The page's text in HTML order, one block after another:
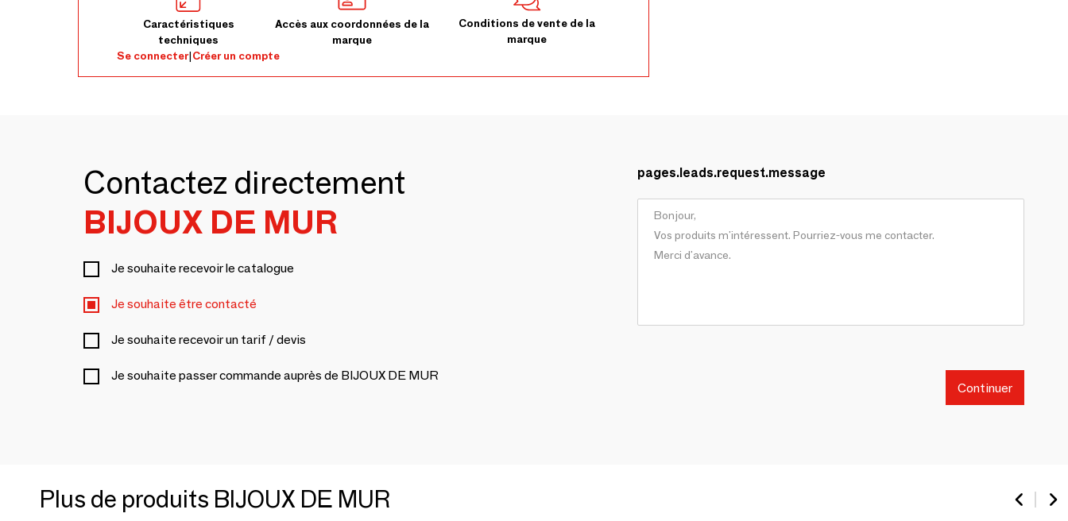
Caractéristiques
techniques
Accès aux coordonnées de la
marque
Conditions de vente de la
marque
Se connecter|Créer un compte
Contactez directement
BIJOUX DE MUR
Je souhaite recevoir le catalogue
Je souhaite être contacté
Je souhaite recevoir un tarif / devis
Je souhaite passer commande auprès de BIJOUX DE MUR
pages.leads.request.message
Continuer
Plus de produits BIJOUX DE MUR